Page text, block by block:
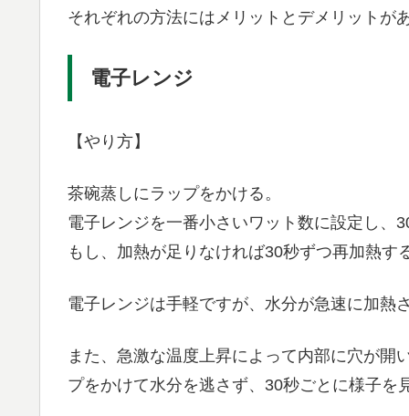
それぞれの方法にはメリットとデメリットが
電子レンジ
【やり方】
茶碗蒸しにラップをかける。
電子レンジを一番小さいワット数に設定し、
もし、加熱が足りなければ30秒ずつ再加熱す
電子レンジは手軽ですが、水分が急速に加熱
また、急激な温度上昇によって内部に穴が開
プをかけて水分を逃さず、30秒ごとに様子